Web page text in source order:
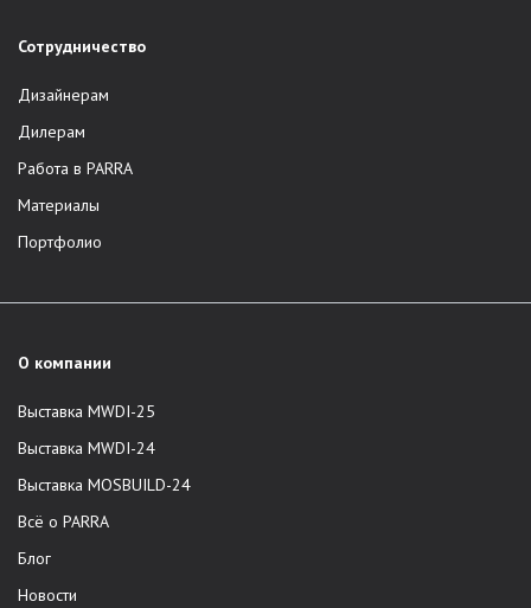
Сотрудничество
Дизайнерам
Дилерам
Работа в PARRA
Материалы
Портфолио
О компании
Выставка MWDI-25
Выставка MWDI-24
Выставка MOSBUILD-24
Всё о PARRA
Блог
Новости